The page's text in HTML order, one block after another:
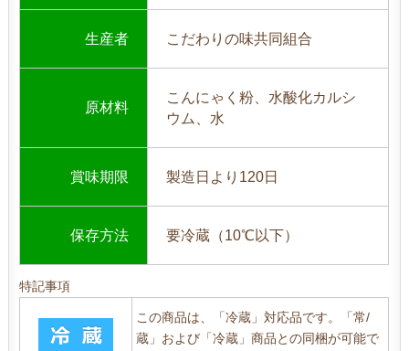
生産者 こだわりの味共同組合
原材料
こんにゃく粉、水酸化カルシ
ウム、水
賞味期限 製造日より120日
保存方法 要冷蔵（10℃以下）
特記事項
この商品は、「冷蔵」対応品です。「常/
蔵」および「冷蔵」商品との同梱が可能で